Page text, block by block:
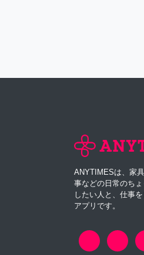
ANYTIMESは、家
事などの日常のち
したい人と、仕事
アプリです。